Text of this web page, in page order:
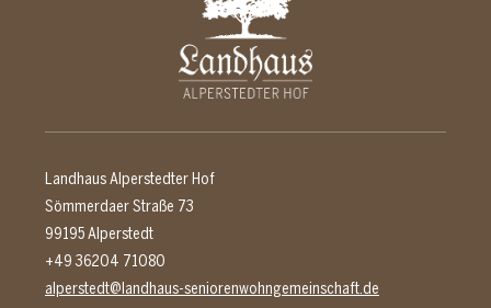
Landhaus Alperstedter Hof
Sömmerdaer Straße 73
99195 Alperstedt
+49 36204 71080
alperstedt@landhaus-seniorenwohngemeinschaft.de